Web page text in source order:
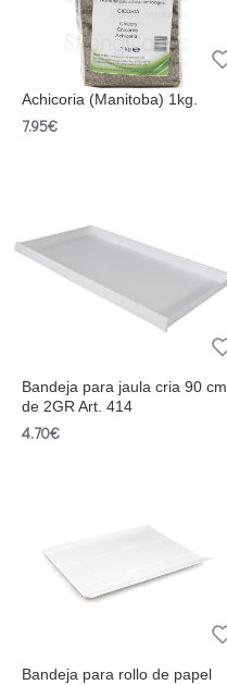
Achicoria (Manitoba) 1kg.
7.95€
Bandeja para jaula cria 90 cm
de 2GR Art. 414
4.70€
Bandeja para rollo de papel